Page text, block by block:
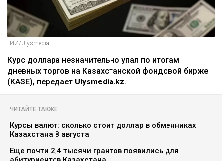
ИИ/Ulysmedia
Курс доллара незначительно упал по итогам
дневных торгов на Казахстанской фондовой бирже
(KASE), передает Ulysmedia.kz.
ЧИТАЙТЕ ТАКЖЕ
Курсы валют: сколько стоит доллар в обменниках
Казахстана 8 августа
Еще почти 2,4 тысячи грантов появились для